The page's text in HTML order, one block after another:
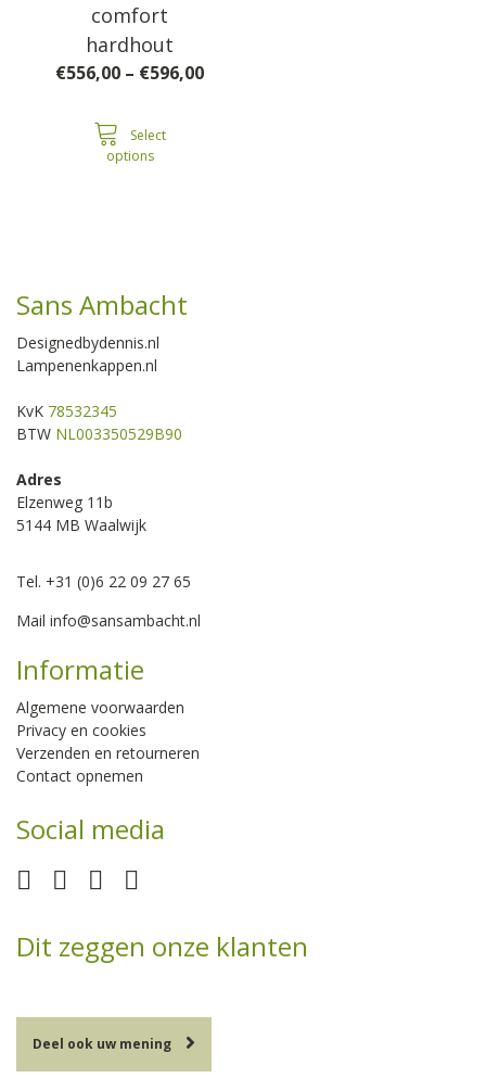
comfort
hardhout
€556,00 – €596,00Price
Select
options
Sans Ambacht
Designedbydennis.nl
Lampenenkappen.nl
KvK 78532345
BTW NL003350529B90
Adres
Elzenweg 11b
5144 MB Waalwijk
Tel. +31 (0)6 22 09 27 65
Mail info@sansambacht.nl
Informatie
Algemene voorwaarden
Privacy en cookies
Verzenden en retourneren
Contact opnemen
Social media
Dit zeggen onze klanten
Deel ook uw mening